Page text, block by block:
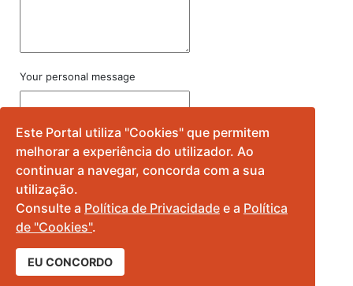
Your personal message
Este Portal utiliza "Cookies" que permitem
melhorar a experiência do utilizador. Ao
continuar a navegar, concorda com a sua
utilização.
Consulte a Política de Privacidade e a Política
de "Cookies".
EU CONCORDO